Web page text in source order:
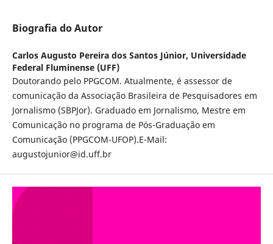
Biografia do Autor
Carlos Augusto Pereira dos Santos Júnior, Universidade
Federal Fluminense (UFF)
Doutorando pelo PPGCOM. Atualmente, é assessor de
comunicação da Associação Brasileira de Pesquisadores em
Jornalismo (SBPJor). Graduado em Jornalismo, Mestre em
Comunicação no programa de Pós-Graduação em
Comunicação (PPGCOM-UFOP).E-Mail:
augustojunior@id.uff.br